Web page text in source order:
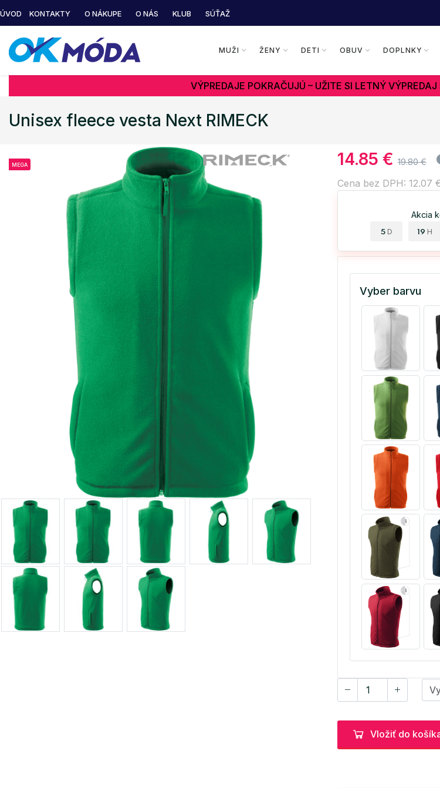
ÚVOD KONTAKTY O NÁKUPE O NÁS KLUB SÚŤAŽ
MUŽI ŽENY DETI OBUV DOPLNKY
VÝPREDAJE POKRAČUJÚ – UŽITE SI LETNÝ
Unisex fleece vesta Next RIMECK
MEGA 14.85 € 19.80 €
Cena bez DPH: 12.07
Akcia
5 D 19 H
Vyber barvu
Vložiť do